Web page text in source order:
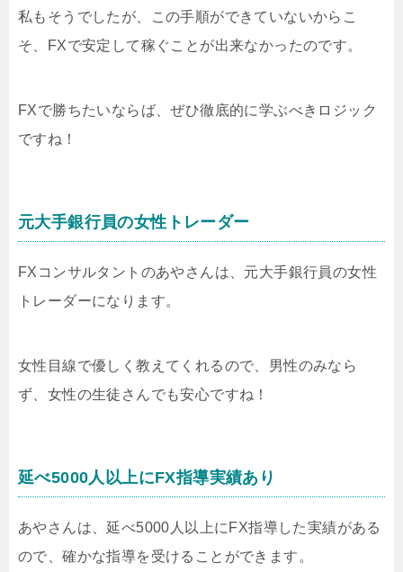
私もそうでしたが、この手順ができていないからこ
そ、FXで安定して稼ぐことが出来なかったのです。
FXで勝ちたいならば、ぜひ徹底的に学ぶべきロジック
ですね！
元大手銀行員の女性トレーダー
FXコンサルタントのあやさんは、元大手銀行員の女性
トレーダーになります。
女性目線で優しく教えてくれるので、男性のみなら
ず、女性の生徒さんでも安心ですね！
延べ5000人以上にFX指導実績あり
あやさんは、延べ5000人以上にFX指導した実績がある
ので、確かな指導を受けることができます。